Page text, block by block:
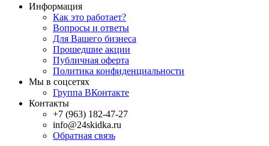
Информация
Как это работает?
Вопросы и ответы
Для Вашего бизнеса
Прошедшие акции
Публичная оферта
Политика конфиденциальности
Мы в соцсетях
Группа ВКонтакте
Контакты
+7 (963) 182-47-27
info@24skidka.ru
Обратная связь